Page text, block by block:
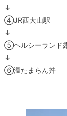
↓
④JR西大山駅
↓
⑤ヘルシーランド
↓
⑥温たまらん丼